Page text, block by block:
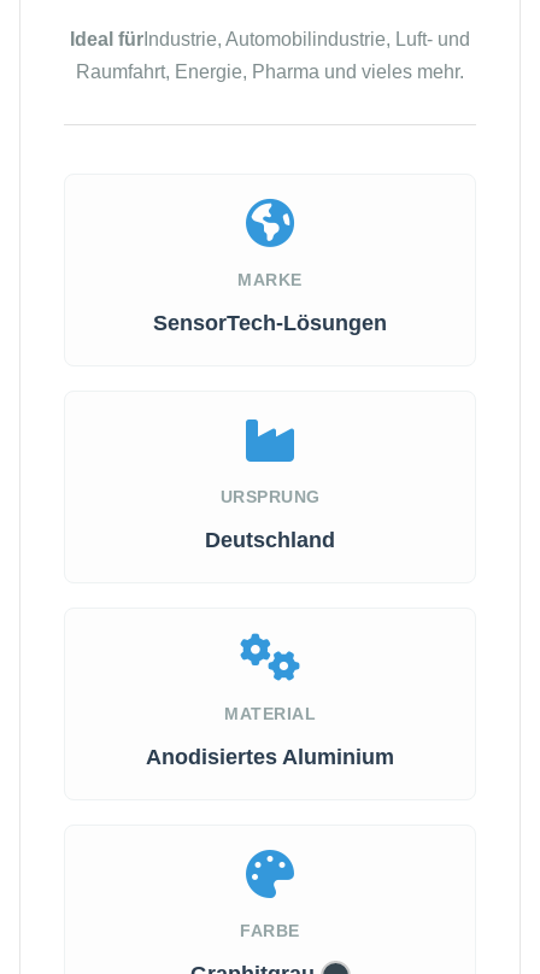
Ideal für Industrie, Automobilindustrie, Luft- und
Raumfahrt, Energie, Pharma und vieles mehr.
MARKE
SensorTech-Lösungen
URSPRUNG
Deutschland
MATERIAL
Anodisiertes Aluminium
FARBE